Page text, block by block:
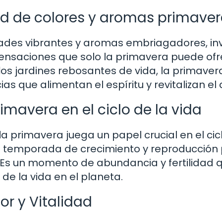
de colores y aromas
vibrantes y aromas embriagadores,
que solo la primavera puede
jardines rebosantes de vida, la
que alimentan el espíritu y revitalizan el
en el ciclo de la vida
primavera juega un papel crucial en el
de crecimiento y
un momento de abundancia y fertilidad
la vida en el planeta.
y Vitalidad